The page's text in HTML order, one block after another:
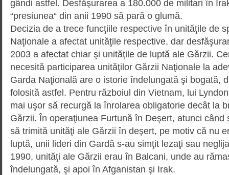
gândi astfel. Desfăşurarea a 180.000 de militari în
“presiunea“ din anii 1990 să pară o glumă.
Decizia de a trece funcţiile res­pec­tive în unităţile de
Naţionale a afectat unităţile respec­tive, dar
2003 a afectat chiar şi unităţile de luptă ale Gărzii.
necesită participarea unităţilor Gărzii Naţionale la
Garda Naţională are o istorie îndelungată şi bogată,
folosită astfel. Pentru războiul din Vietnam, lui
mai uşor să recurgă la înrolarea obligatorie decât la
Gărzii. În operaţiunea Furtună în Deşert, atunci când
să trimită unităţi ale Gărzii în deşert, pe motiv că nu
luptă, unii lideri din Gardă s-au simţit lezaţi sau
1990, unităţi ale Gărzii erau în Balcani, unde au
îndelungată, şi apoi în Afganistan şi Irak.